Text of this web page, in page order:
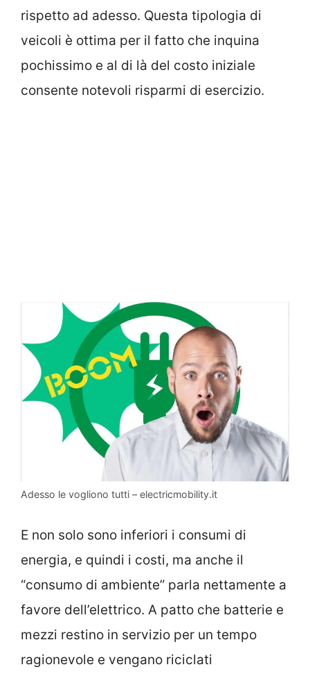
rispetto ad adesso. Questa tipologia di
veicoli è ottima per il fatto che inquina
pochissimo e al di là del costo iniziale
consente notevoli risparmi di esercizio.
Adesso le vogliono tutti – electricmobility.it
E non solo sono inferiori i consumi di
energia, e quindi i costi, ma anche il
“consumo di ambiente” parla nettamente a
favore dell’elettrico. A patto che batterie e
mezzi restino in servizio per un tempo
ragionevole e vengano riciclati